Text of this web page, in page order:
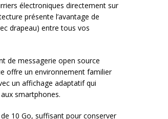
électroniques directement sur
présente l’avantage de
drapeau) entre tous vos
de messagerie open source
offre un environnement familier
un affichage adaptatif qui
aux smartphones.
de 10 Go, suffisant pour conserver